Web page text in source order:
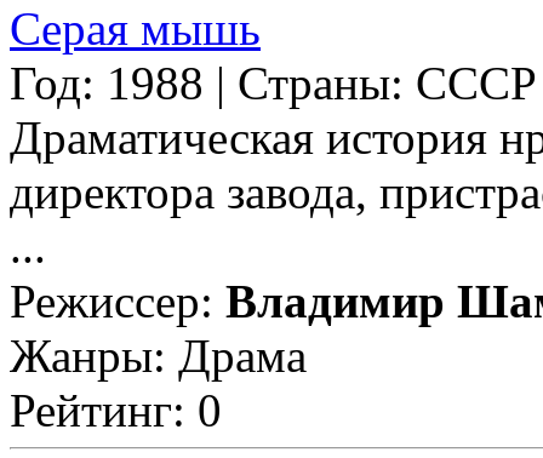
Серая мышь
Год: 1988 | Страны: СССР
Драматическая история
директора завода,
...
Режиссер: Владимир
Жанры: Драма
Рейтинг: 0